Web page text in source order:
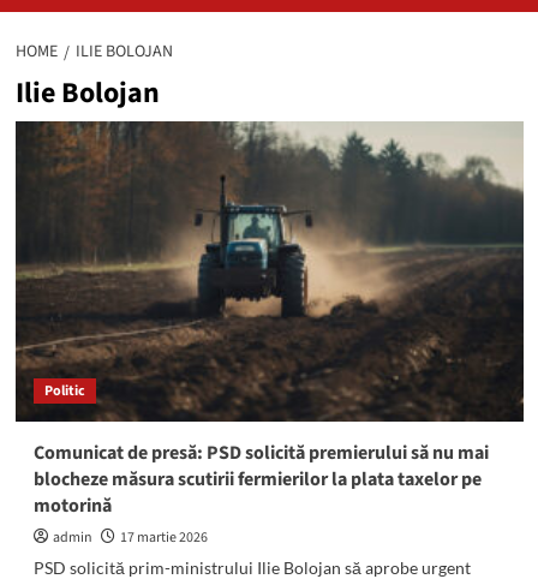
HOME ILIE BOLOJAN
Ilie Bolojan
Politic
Comunicat de presă: PSD solicită premierului să nu mai
blocheze măsura scutirii fermierilor la plata taxelor pe
motorină
admin
17 martie 2026
PSD solicită prim-ministrului Ilie Bolojan să aprobe urgent